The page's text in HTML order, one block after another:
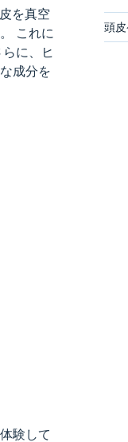
を真空
これに
に、ヒ
成分を
験して
頭